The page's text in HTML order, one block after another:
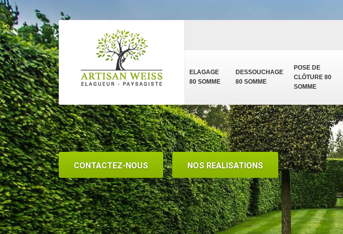
ELAGAGE
80 SOMME
DESSOUCHAGE
80 SOMME
POSE DE
CLÔTURE 80
SOMME
CONTACTEZ-NOUS NOS REALISATIONS